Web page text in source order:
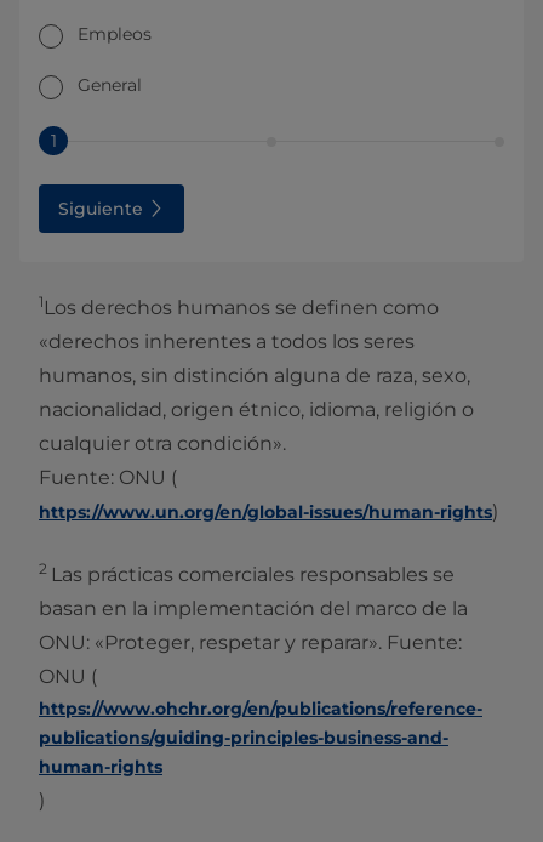
Empleos
General
1
Siguiente
1 Los derechos humanos se definen como
«derechos inherentes a todos los seres
humanos, sin distinción alguna de raza, sexo,
nacionalidad, origen étnico, idioma, religión o
cualquier otra condición».
Fuente: ONU (
https://www.un.org/en/global-issues/human-rights)
2 Las prácticas comerciales responsables se
basan en la implementación del marco de la
ONU: «Proteger, respetar y reparar». Fuente:
ONU (
https://www.ohchr.org/en/publications/reference-
publications/guiding-principles-business-and-
human-rights
)